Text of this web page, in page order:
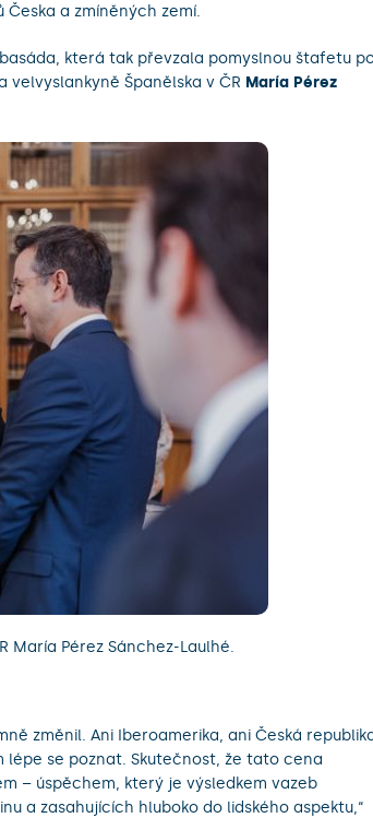
a zmíněných zemí.
která tak převzala pomyslnou štafetu
Španělska v ČR María Pérez
María Pérez Sánchez-Laulhé.
změnil. Ani Iberoamerika, ani Česká
lépe se poznat. Skutečnost, že tato cena
– úspěchem, který je výsledkem vazeb
a zasahujících hluboko do lidského aspektu,“